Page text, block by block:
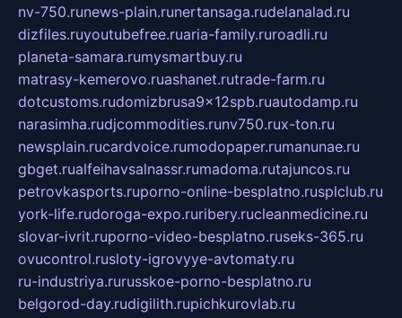
nv-750.runews-plain.runertansaga.rudelanalad.ru
dizfiles.ruyoutubefree.ruaria-family.ruroadli.ru
planeta-samara.rumysmartbuy.ru
matrasy-kemerovo.ruashanet.rutrade-farm.ru
dotcustoms.rudomizbrusa9x12spb.ruautodamp.ru
narasimha.rudjcommodities.runv750.rux-ton.ru
newsplain.rucardvoice.rumodopaper.rumanunae.ru
gbget.rualfeihavsalnassr.rumadoma.rutajuncos.ru
petrovkasports.ruporno-online-besplatno.rusplclub.ru
york-life.rudoroga-expo.ruribery.rucleanmedicine.ru
slovar-ivrit.ruporno-video-besplatno.ruseks-365.ru
ovucontrol.rusloty-igrovyye-avtomaty.ru
ru-industriya.rurusskoe-porno-besplatno.ru
belgorod-day.rudigilith.rupichkurovlab.ru